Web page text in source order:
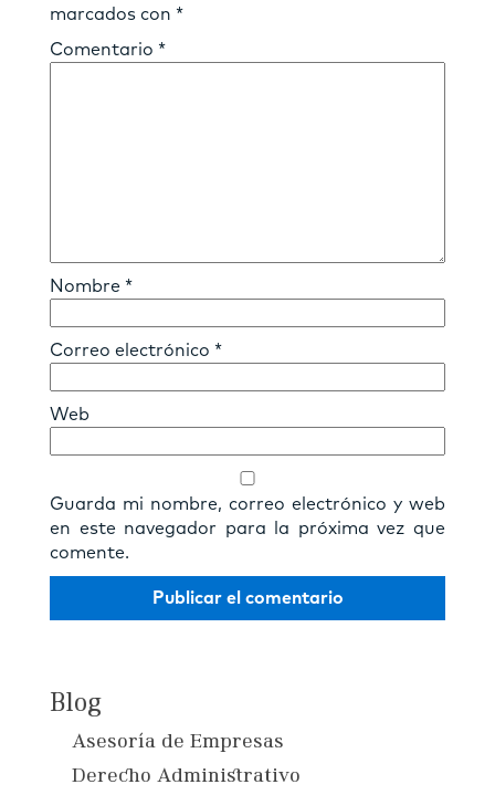
marcados con *
Comentario *
Nombre *
Correo electrónico *
Web
Guarda mi nombre, correo electrónico y web
en este navegador para la próxima vez que
comente.
Blog
Asesoría de Empresas
Derecho Administrativo